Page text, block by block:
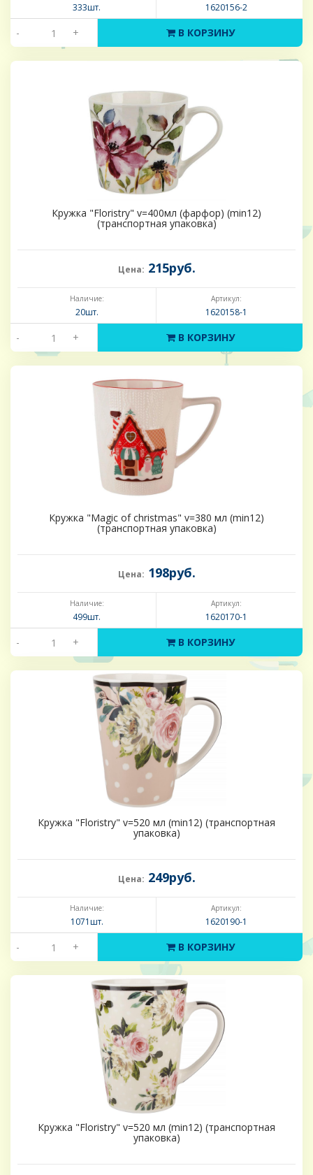
333шт. 1620156-2
- + В КОРЗИНУ
Кружка "Floristry" v=400мл (фарфор) (min12)
(транспортная упаковка)
Цена: 215руб.
Наличие:
20шт.
Артикул:
1620158-1
- + В КОРЗИНУ
Кружка "Magic of christmas" v=380 мл (min12)
(транспортная упаковка)
Цена: 198руб.
Наличие:
499шт.
Артикул:
1620170-1
- + В КОРЗИНУ
Кружка "Floristry" v=520 мл (min12) (транспортная
упаковка)
Цена: 249руб.
Наличие:
1071шт.
Артикул:
1620190-1
- + В КОРЗИНУ
Кружка "Floristry" v=520 мл (min12) (транспортная
упаковка)